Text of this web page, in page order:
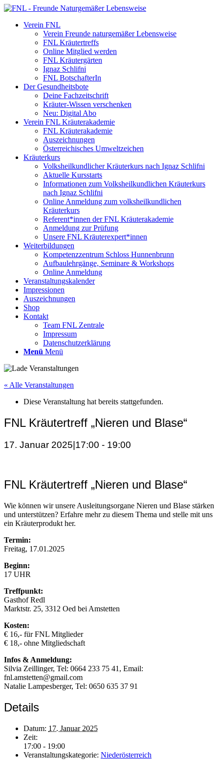
Verein FNL
Verein Freunde naturgemäßer Lebensweise
FNL Kräutertreffs
Online Mitglied werden
FNL Kräutergärten
Ignaz Schlifni
FNL BotschafterIn
Der Gesundheitsbote
Deine Fachzeitschrift
Kräuter-Wissen verschenken
Neu: Digital Abo
Verein FNL Kräuterakademie
FNL Kräuterakademie
Auszeichnungen
Österreichisches Umweltzeichen
Kräuterkurs
Volksheilkundlicher Kräuterkurs nach Ignaz Schlifni
Aktuelle Kursstarts
Informationen zum Volksheilkundlichen Kräuterkurs
nach Ignaz Schlifni
Online Anmeldung zum volksheilkundlichen
Kräuterkurs
Referent*innen der FNL Kräuterakademie
Anmeldung zur Prüfung
Unsere FNL Kräuterexpert*innen
Weiterbildungen
Kompetenzzentrum Schloss Hunnenbrunn
Aufbaulehrgänge, Seminare & Workshops
Online Anmeldung
Veranstaltungskalender
Impressionen
Auszeichnungen
Shop
Kontakt
Team FNL Zentrale
Impressum
Datenschutzerklärung
Menü Menü
« Alle Veranstaltungen
Diese Veranstaltung hat bereits stattgefunden.
FNL Kräutertreff „Nieren und Blase“
17. Januar 2025|17:00 - 19:00
FNL Kräutertreff „Nieren und Blase“
Wie können wir unsere Ausleitungsorgane Nieren und Blase stärken
und unterstützen? Erfahre mehr zu diesem Thema und stelle mit uns
ein Kräuterprodukt her.
Termin:
Freitag, 17.01.2025
Beginn:
17 UHR
Treffpunkt:
Gasthof Redl
Marktstr. 25, 3312 Oed bei Amstetten
Kosten:
€ 16,- für FNL Mitglieder
€ 18,- ohne Mitgliedschaft
Infos & Anmeldung:
Silvia Zeillinger, Tel: 0664 233 75 41, Email:
fnl.amstetten@gmail.com
Natalie Lampesberger, Tel: 0650 635 37 91
Details
Datum: 17. Januar 2025
Zeit:
17:00 - 19:00
Veranstaltungskategorie: Niederösterreich